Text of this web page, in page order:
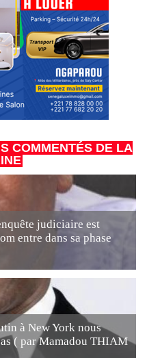
COMMENTÉS DE LA
judiciaire est
entre dans sa phase
à New York nous
( par Mamadou THIAM